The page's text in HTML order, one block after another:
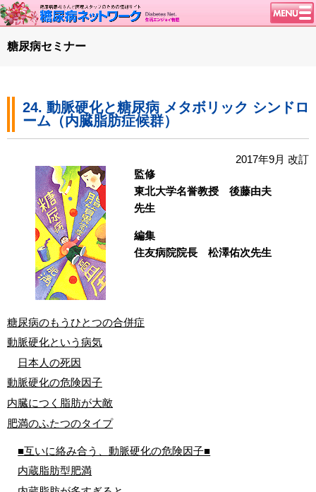
トップページ
談話室BBS
糖尿病のきほん
腎臓の健康道
インスリンポンプ
血糖トレンド
グリコアルブミン
特集・連載 一覧へ
1型ライフ
糖尿病セミナー
24. 動脈硬化と糖尿病 メタボリック シンドロ
ーム（内臓脂肪症候群）
2017年9月 改訂
監修
東北大学名誉教授 後藤由夫
先生
編集
住友病院院長 松澤佑次先生
糖尿病のもうひとつの合併症
動脈硬化という病気
日本人の死因
動脈硬化の危険因子
内臓につく脂肪が大敵
肥満のふたつのタイプ
■互いに絡み合う、動脈硬化の危険因子■
内蔵脂肪型肥満